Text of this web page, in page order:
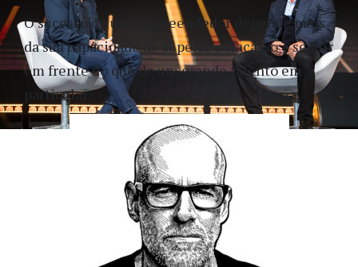
O sucesso de um empreendedor depende mais
da sua capacidade de superar o fracasso e seguir
em frente do que de um grande talento em
particular.